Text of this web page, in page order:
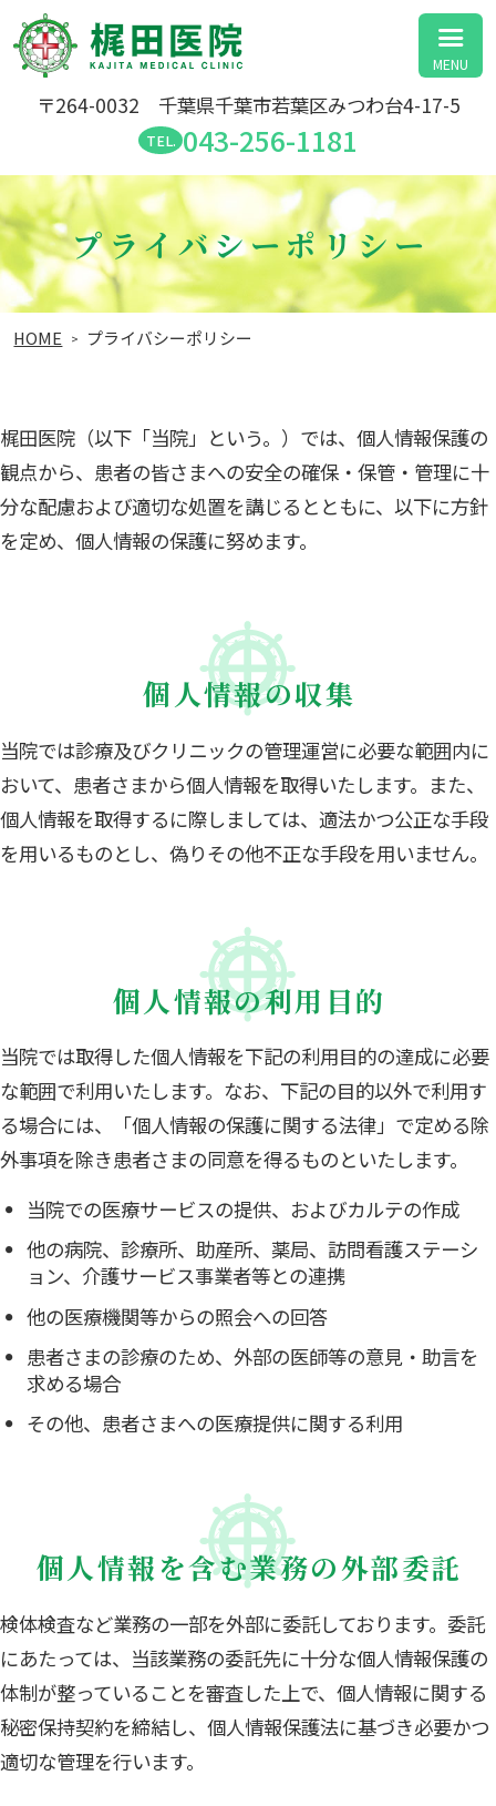
医療法人社団 匡仁会 梶田医院
〒264-0032 千葉県千葉市若葉区みつわ台4-17-5
043-256-1181
プライバシーポリシー
HOME プライバシーポリシー
梶田医院（以下「当院」という。）では、個人情報保護の
観点から、患者の皆さまへの安全の確保・保管・管理に十
分な配慮および適切な処置を講じるとともに、以下に方針
を定め、個人情報の保護に努めます。
個人情報の収集
当院では診療及びクリニックの管理運営に必要な範囲内に
おいて、患者さまから個人情報を取得いたします。また、
個人情報を取得するに際しましては、適法かつ公正な手段
を用いるものとし、偽りその他不正な手段を用いません。
個人情報の利用目的
当院では取得した個人情報を下記の利用目的の達成に必要
な範囲で利用いたします。なお、下記の目的以外で利用す
る場合には、「個人情報の保護に関する法律」で定める除
外事項を除き患者さまの同意を得るものといたします。
当院での医療サービスの提供、およびカルテの作成
他の病院、診療所、助産所、薬局、訪問看護ステーシ
ョン、介護サービス事業者等との連携
他の医療機関等からの照会への回答
患者さまの診療のため、外部の医師等の意見・助言を
求める場合
その他、患者さまへの医療提供に関する利用
個人情報を含む業務の外部委託
検体検査など業務の一部を外部に委託しております。委託
にあたっては、当該業務の委託先に十分な個人情報保護の
体制が整っていることを審査した上で、個人情報に関する
秘密保持契約を締結し、個人情報保護法に基づき必要かつ
適切な管理を行います。